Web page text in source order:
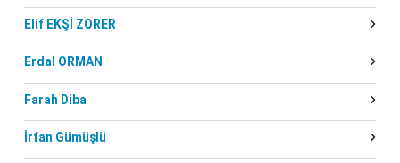
Elif EKŞİ ZORER
Erdal ORMAN
Farah Diba
İrfan Gümüşlü